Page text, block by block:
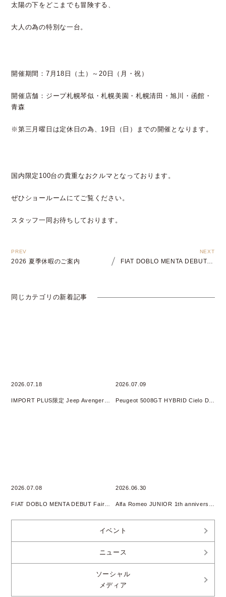
太陽の下をどこまでも冒険する、
大人の為の特別な一台。
開催期間：7月18日（土）～20日（月・祝）
開催店舗：ジープ札幌琴似・札幌美園・札幌清田・旭川・函館・
青森
※第三月曜日は定休日の為、19日（日）までの開催となります。
国内限定100台の貴重なおクルマとなっております。
ぜひショールームにてご覧ください。
スタッフ一同お待ちしております。
2026 夏季休暇のご案内 FIAT DOBLO MENTA DEBUT Fair開催
同じカテゴリの新着記事
2026.07.18 2026.07.09
2026.07.08 2026.06.30
イベント
ニュース
ソーシャル
メディア